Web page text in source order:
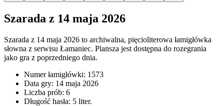
Szarada z 14 maja 2026
Szarada z 14 maja 2026 to archiwalna, pięcioliterowa łamigłówka
słowna z serwisu Łamaniec. Plansza jest dostępna do rozegrania
jako gra z poprzedniego dnia.
Numer łamigłówki: 1573
Data gry: 14 maja 2026
Liczba prób: 6
Długość hasła: 5 liter.